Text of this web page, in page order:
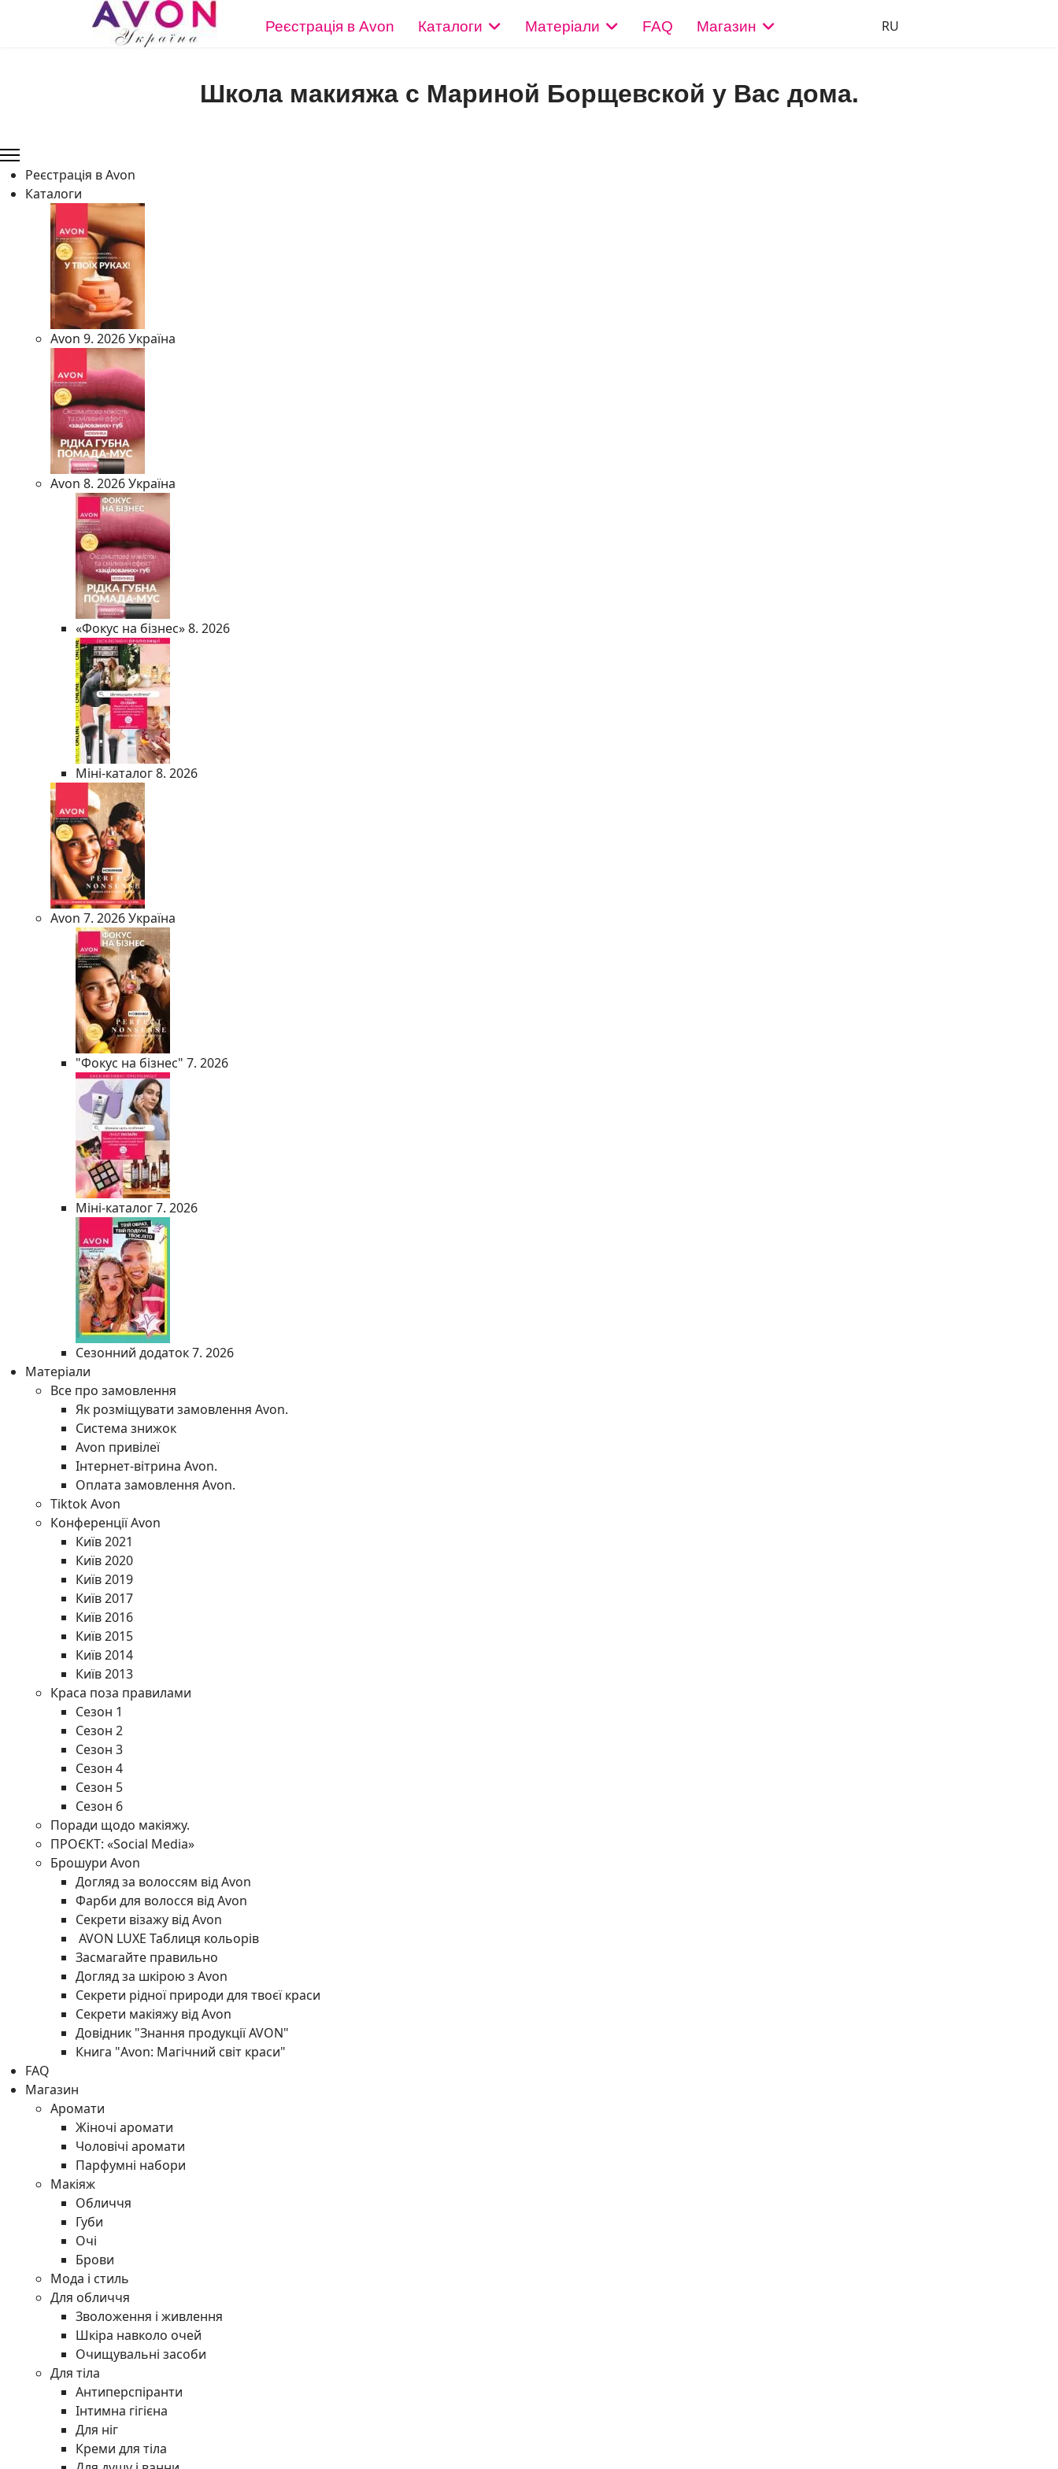
Реєстрація в Avon Каталоги Матеріали FAQ Магазин Оберіть свою мову
RU
Школа макияжа с Мариной Борщевской у Вас дома.
Реєстрація в Avon
Каталоги
Avon 9. 2026 Україна
Avon 8. 2026 Україна
«Фокус на бізнес» 8. 2026
Міні-каталог 8. 2026
Avon 7. 2026 Україна
"Фокус на бізнес" 7. 2026
Міні-каталог 7. 2026
Сезонний додаток 7. 2026
Матеріали
Все про замовлення
Як розміщувати замовлення Avon.
Система знижок
Avon привілеї
Інтернет-вітрина Avon.
Оплата замовлення Avon.
Tiktok Avon
Конференції Avon
Київ 2021
Київ 2020
Київ 2019
Київ 2017
Київ 2016
Київ 2015
Київ 2014
Київ 2013
Краса поза правилами
Сезон 1
Сезон 2
Сезон 3
Сезон 4
Сезон 5
Сезон 6
Поради щодо макіяжу.
ПРОЄКТ: «Social Media»
Брошури Avon
Догляд за волоссям від Avon
Фарби для волосся від Avon
Секрети візажу від Avon
AVON LUXE Таблиця кольорів
Засмагайте правильно
Догляд за шкірою з Avon
Секрети рідної природи для твоєї краси
Секрети макіяжу від Avon
Довідник "Знання продукції AVON"
Книга "Avon: Магічний світ краси"
FAQ
Магазин
Аромати
Жіночі аромати
Чоловічі аромати
Парфумні набори
Макіяж
Обличчя
Губи
Очі
Брови
Мода і стиль
Для обличчя
Зволоження і живлення
Шкіра навколо очей
Очищувальні засоби
Для тіла
Антиперспіранти
Інтимна гігієна
Для ніг
Креми для тіла